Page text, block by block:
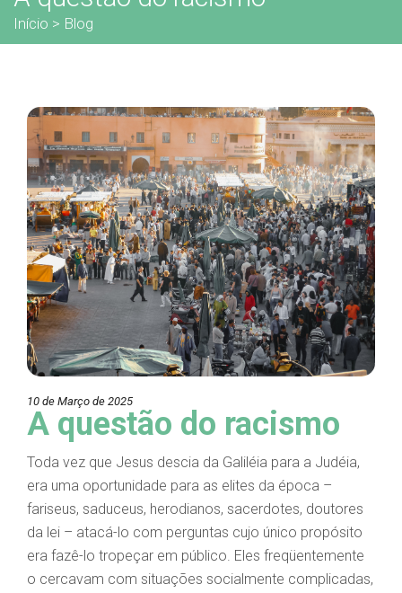
Início > Blog
10 de Março de 2025
A questão do racismo
Toda vez que Jesus descia da Galiléia para a Judéia,
era uma oportunidade para as elites da época –
fariseus, saduceus, herodianos, sacerdotes, doutores
da lei – atacá-lo com perguntas cujo único propósito
era fazê-lo tropeçar em público. Eles freqüentemente
o cercavam com situações socialmente complicadas,